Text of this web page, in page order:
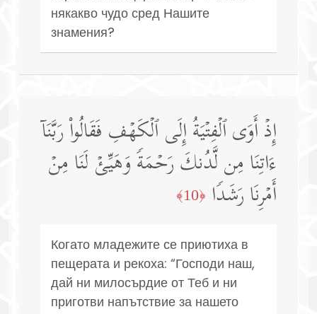
някакво чудо сред Нашите
знамения?
إِذۡ أَوَى ٱلۡفِتۡیَةُ إِلَى ٱلۡكَهۡفِ فَقَالُوا۟ رَبَّنَاۤ
ءَاتِنَا مِن لَّدُنكَ رَحۡمَةࣰ وَهَیِّئۡ لَنَا مِنۡ
أَمۡرِنَا رَشَدࣰا ﴿10﴾
Когато младежите се приютиха в
пещерата и рекоха: “Господи наш,
дай ни милосърдие от Теб и ни
приготви напътствие за нашето